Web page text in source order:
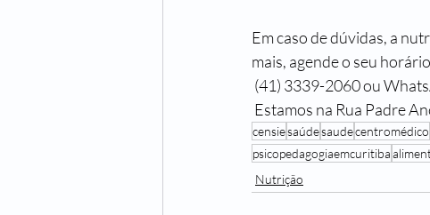
Em caso de dúvidas, a
mais, agende o seu
(41) 3339-2060 ou
Estamos na Rua Padre
censiesaúdesaudecentromédico
psicopedagogiaemcuritiba
Nutrição